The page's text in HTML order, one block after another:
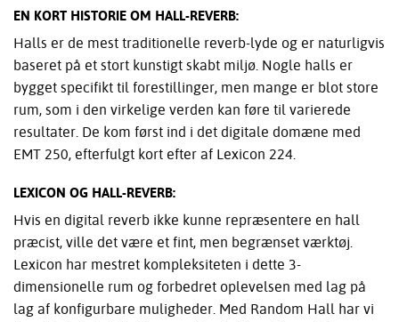
EN KORT HISTORIE OM HALL-REVERB:
Halls er de mest traditionelle reverb-lyde og er naturligvis
baseret på et stort kunstigt skabt miljø. Nogle halls er
bygget specifikt til forestillinger, men mange er blot store
rum, som i den virkelige verden kan føre til varierede
resultater. De kom først ind i det digitale domæne med
EMT 250, efterfulgt kort efter af Lexicon 224.
LEXICON OG HALL-REVERB:
Hvis en digital reverb ikke kunne repræsentere en hall
præcist, ville det være et fint, men begrænset værktøj.
Lexicon har mestret kompleksiteten i dette 3-
dimensionelle rum og forbedret oplevelsen med lag på
lag af konfigurbare muligheder. Med Random Hall har vi